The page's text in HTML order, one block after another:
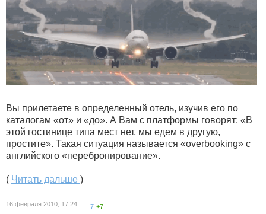
Вы прилетаете в определенный отель, изучив его по
каталогам «от» и «до». А Вам с платформы говорят: «В
этой гостинице типа мест нет, мы едем в другую,
простите». Такая ситуация называется «overbooking» с
английского «перебронирование».
( Читать дальше )
16 февраля 2010, 17:24 7 +7